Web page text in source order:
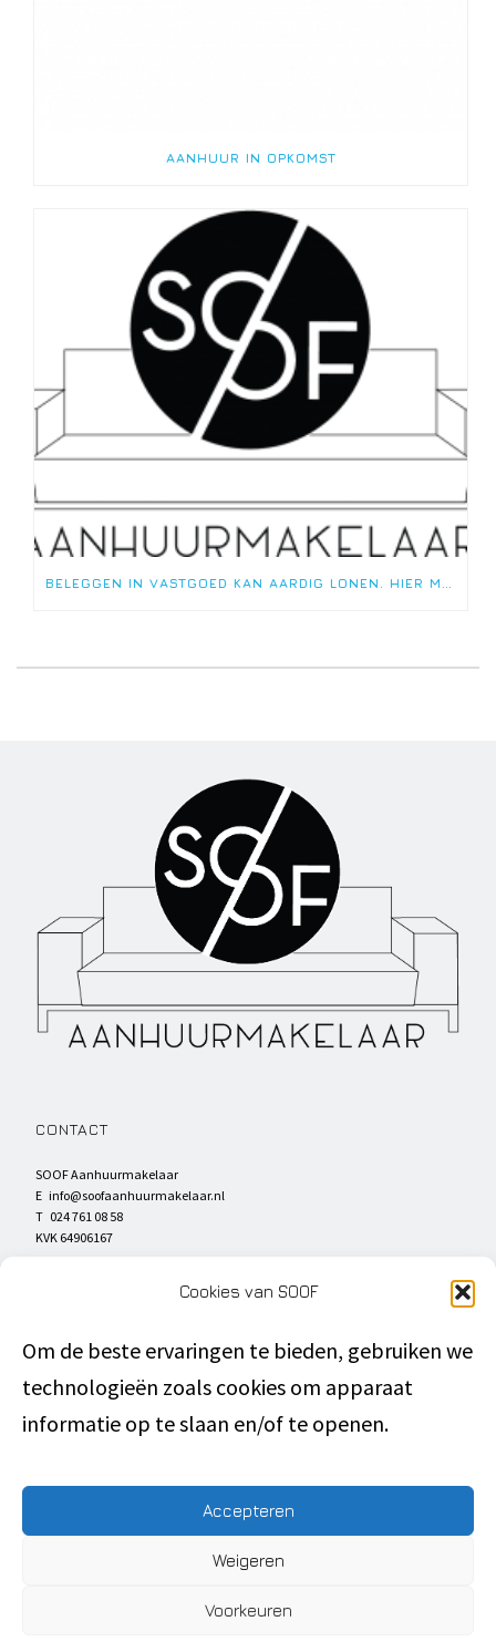
Cookies van SOOF
Om de beste ervaringen te bieden, gebruiken we
technologieën zoals cookies om apparaat
informatie op te slaan en/of te openen.
Accepteren
Weigeren
Voorkeuren
AANHUUR IN OPKOMST
BELEGGEN IN VASTGOED KAN AARDIG LONEN. HIER MOET JE OP LETTEN.
CONTACT
SOOF Aanhuurmakelaar
E info@soofaanhuurmakelaar.nl
T 024 761 08 58
KVK 64906167
DIRECT NAAR